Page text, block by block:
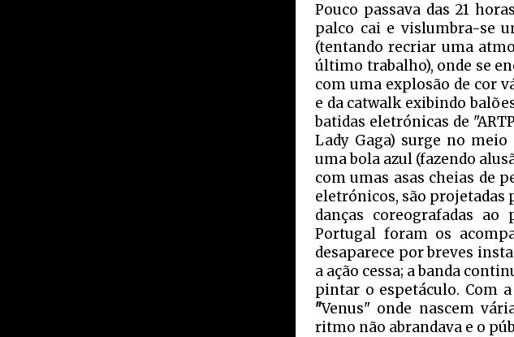
Pouco passava das 21
palco cai e vislumbra-se
(tentando recriar uma
último trabalho), onde se
com uma explosão de cor
e da catwalk exibindo
batidas eletrónicas de
Lady Gaga) surge no
uma bola azul (fazendo
com umas asas cheias de
eletrónicos, são projetadas
danças coreografadas
Portugal foram os
desaparece por breves
a ação cessa; a banda
pintar o espetáculo. Com
"Venus" onde nascem
ritmo não abrandava e o